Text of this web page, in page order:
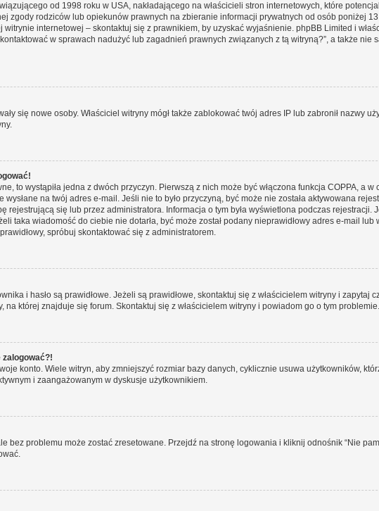
od 1998 roku w USA, nakładającego na właścicieli stron internetowych, które
zgody rodziców lub opiekunów prawnych na zbieranie informacji prywatnych od osób poniżej
internetowej – skontaktuj się z prawnikiem, by uzyskać wyjaśnienie. phpBB Limited i
w sprawach nadużyć lub zagadnień prawnych związanych z tą witryną?”, a także nie
się nowe osoby. Właściciel witryny mógł także zablokować twój adres IP lub zabronił nazwy
to wystąpiła jedna z dwóch przyczyn. Pierwszą z nich może być włączona funkcja COPPA, a w
na twój adres e-mail. Jeśli nie to było przyczyną, być może nie została aktywowana
się lub przez administratora. Informacja o tym była wyświetlona podczas rejestracji.
taka wiadomość do ciebie nie dotarła, być może został podany nieprawidłowy adres e-mail lub
spróbuj skontaktować się z administratorem.
i hasło są prawidłowe. Jeżeli są prawidłowe, skontaktuj się z właścicielem witryny i zapytaj
której znajduje się forum. Skontaktuj się z właścicielem witryny i powiadom go o tym
zalogować?!
konto. Wiele witryn, aby zmniejszyć rozmiar bazy danych, cyklicznie usuwa użytkowników,
i zaangażowanym w dyskusje użytkownikiem.
bez problemu może zostać zresetowane. Przejdź na stronę logowania i kliknij odnośnik “Nie